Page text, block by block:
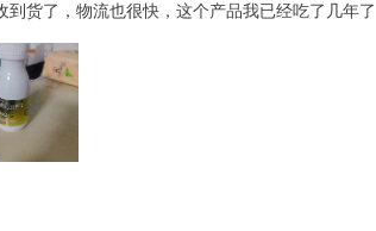
到货了，物流也很快，这个产品我已经吃了几年